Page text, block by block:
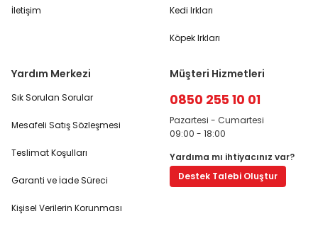
İletişim Kedi Irkları
Köpek Irkları
Yardım Merkezi
Sık Sorulan Sorular
Mesafeli Satış Sözleşmesi
Teslimat Koşulları
Garanti ve İade Süreci
Kişisel Verilerin Korunması
Müşteri Hizmetleri
0850 255 10 01
Pazartesi - Cumartesi
09:00 - 18:00
Yardıma mı ihtiyacınız var?
Destek Talebi Oluştur